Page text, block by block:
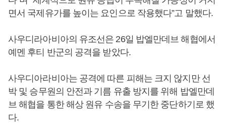
면서 국제유가를 높이는 요인으로 작용했다”고 말했다.
사우디라아비아의 유조선은 26일 밥엘만데브 해협에서
예멘 후티 반군의 공격을 받았다.
사우디아라비아는 공격에 따른 피해는 크지 않지만 선
박 및 승무원의 안전과 기름 유출 방지를 위해 밥엘만데
브 해협을 통한 해상 원유 수송을 무기한 중단하기로 했
다.